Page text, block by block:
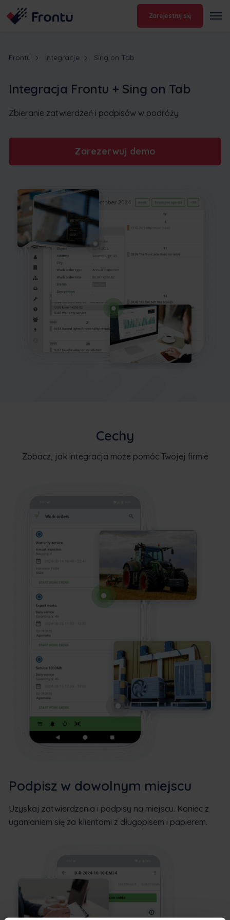
Zarejestruj się
Frontu Integracje Sing on Tab
Integracja Frontu + Sing on Tab
Zbieranie zatwierdzeń i podpisów w podróży
Zarezerwuj demo
Cechy
Zobacz, jak integracja może pomóc Twojej firmie
Podpisz w dowolnym miejscu
Uzyskaj zatwierdzenia i podpisy na miejscu. Koniec z
uganianiem się za klientami z długopisem i papierem.